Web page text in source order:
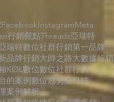
FacebookInstagramMeta
行銷觀點Threads亞瑞特
瑞特數位社群行銷第一品牌
品牌行銷大師之路大數據行銷
KOL數位數位社群行銷
的案例數位趨勢新科技
案例解析